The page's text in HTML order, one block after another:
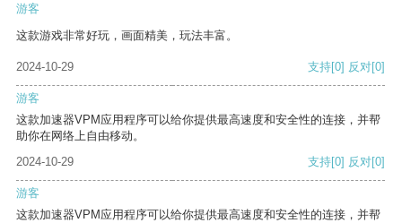
游客
这款游戏非常好玩，画面精美，玩法丰富。
2024-10-29 支持[0] 反对[0]
游客
这款加速器VPM应用程序可以给你提供最高速度和安全性的连接，并帮
助你在网络上自由移动。
2024-10-29
支持[0] 反对[0]
游客
这款加速器VPM应用程序可以给你提供最高速度和安全性的连接，并帮